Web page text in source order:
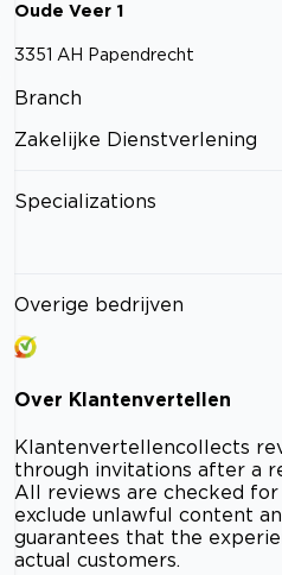
Oude Veer 1
3351 AH Papendrecht
Branch
Zakelijke Dienstverlening
Specializations
Overige bedrijven
Over Klantenvertellen
Klantenvertellencollects
through invitations after a
All reviews are checked
exclude unlawful content
guarantees that the
actual customers.